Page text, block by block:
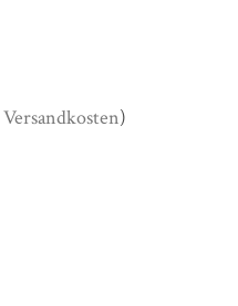
Versandkosten)